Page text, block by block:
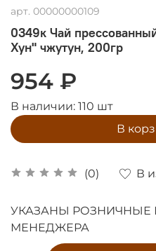
арт. 00000000109
0349к Чай
Хун" чжутун, 200гр
(0) В
954 ₽
В наличии: 110 шт
В
УКАЗАНЫ РОЗНИЧНЫЕ
МЕНЕДЖЕРА